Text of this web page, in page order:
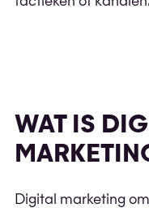
WAT IS
Digital marketing